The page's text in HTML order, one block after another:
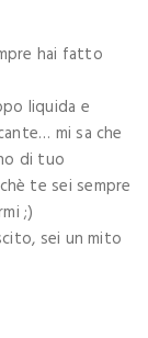
hai fatto
liquida e
mi sa che
di tuo
te sei sempre
;)
sei un mito